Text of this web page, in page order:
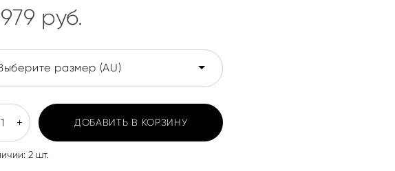
pуб.
размер (AU)
2шт.
ДОБАВИТЬ В КОРЗИНУ